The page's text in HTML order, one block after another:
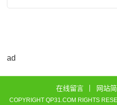
ad
在线留言 网站
COPYRIGHT QP31.COM RIGHTS